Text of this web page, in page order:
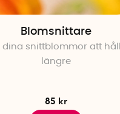
Blomsnittare
dina snittblommor att
längre
85 kr